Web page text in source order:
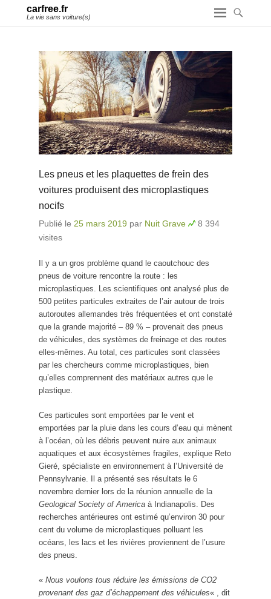
carfree.fr
La vie sans voiture(s)
Les pneus et les plaquettes de frein des
voitures produisent des microplastiques
nocifs
Publié le 25 mars 2019 par Nuit Grave
8 394
visites
Il y a un gros problème quand le caoutchouc des
pneus de voiture rencontre la route : les
microplastiques. Les scientifiques ont analysé plus de
500 petites particules extraites de l’air autour de trois
autoroutes allemandes très fréquentées et ont constaté
que la grande majorité – 89 % – provenait des pneus
de véhicules, des systèmes de freinage et des routes
elles-mêmes. Au total, ces particules sont classées
par les chercheurs comme microplastiques, bien
qu’elles comprennent des matériaux autres que le
plastique.
Ces particules sont emportées par le vent et
emportées par la pluie dans les cours d’eau qui mènent
à l’océan, où les débris peuvent nuire aux animaux
aquatiques et aux écosystèmes fragiles, explique Reto
Gieré, spécialiste en environnement à l’Université de
Pennsylvanie. Il a présenté ses résultats le 6
novembre dernier lors de la réunion annuelle de la
Geological Society of America à Indianapolis. Des
recherches antérieures ont estimé qu’environ 30 pour
cent du volume de microplastiques polluant les
océans, les lacs et les rivières proviennent de l’usure
des pneus.
« Nous voulons tous réduire les émissions de CO2
provenant des gaz d’échappement des véhicules« , dit